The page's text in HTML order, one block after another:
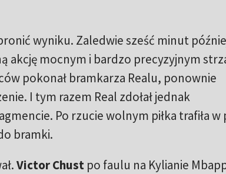
wyniku. Zaledwie sześć minut
akcję mocnym i bardzo precyzyjnym
pokonał bramkarza Realu, ponownie
I tym razem Real zdołał jednak
Po rzucie wolnym piłka trafiła w
bramki.
Victor Chustpo faulu na Kylianie